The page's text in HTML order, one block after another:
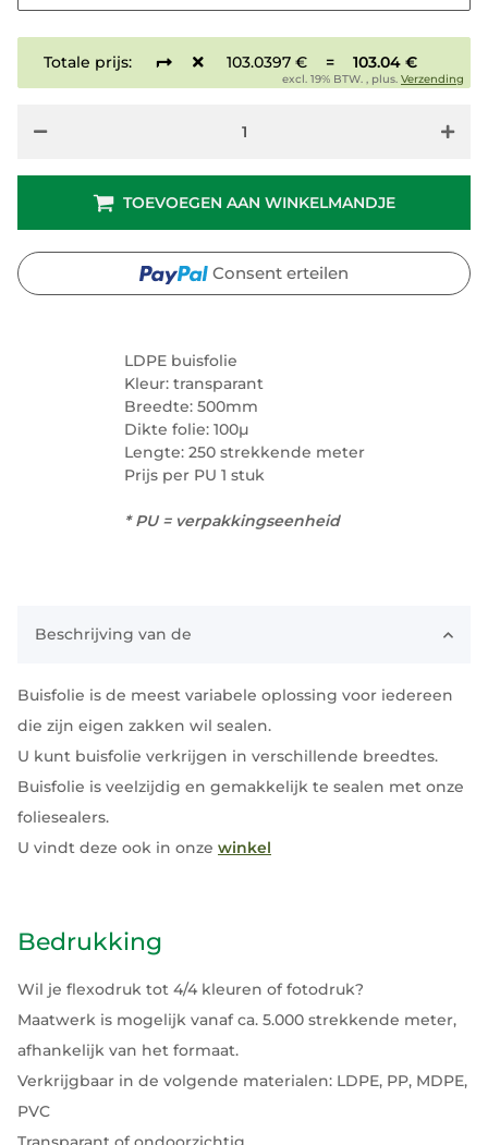
LDPE buisfolie
Kleur: transparant
Breedte: 500mm
Dikte folie: 100µ
Lengte: 250 strekkende meter
Prijs per PU 1 stuk
* PU = verpakkingseenheid
Totale prijs: 103.0397 € = 103.04 €
excl. 19% BTW. , plus. Verzending
TOEVOEGEN AAN WINKELMANDJE
Consent erteilen
Beschrijving van de
Buisfolie is de meest variabele oplossing voor iedereen
die zijn eigen zakken wil sealen.
U kunt buisfolie verkrijgen in verschillende breedtes.
Buisfolie is veelzijdig en gemakkelijk te sealen met onze
foliesealers.
U vindt deze ook in onze winkel
Bedrukking
Wil je flexodruk tot 4/4 kleuren of fotodruk?
Maatwerk is mogelijk vanaf ca. 5.000 strekkende meter,
afhankelijk van het formaat.
Verkrijgbaar in de volgende materialen: LDPE, PP, MDPE,
PVC